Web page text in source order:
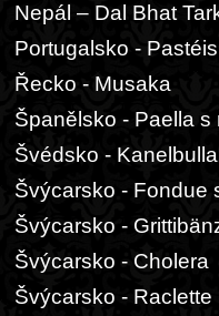
Nepál – Dal Bhat
Portugalsko -
Řecko - Musaka
Španělsko - Paella s
Švédsko -
Švýcarsko - Fondue
Švýcarsko -
Švýcarsko - Cholera
Švýcarsko - Raclette